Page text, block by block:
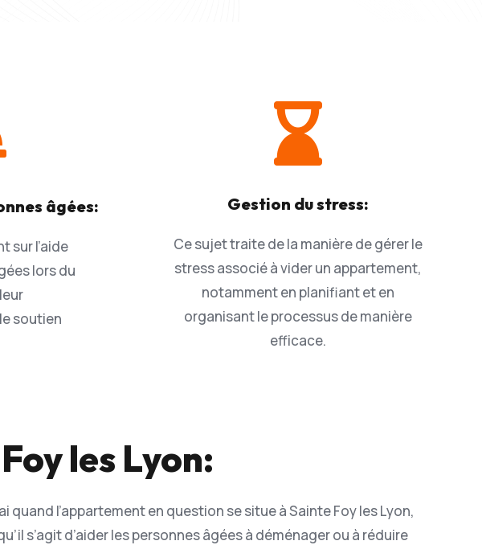
âgées:
sur l’aide
lors du
soutien

Gestion du stress:
Ce sujet traite de la manière de gérer le
stress associé à vider un appartement,
notamment en planifiant et en
organisant le processus de manière
efficace.
les Lyon:
l’appartement en question se situe à Sainte Foy les Lyon,
s’agit d’aider les personnes âgées à déménager ou à réduire